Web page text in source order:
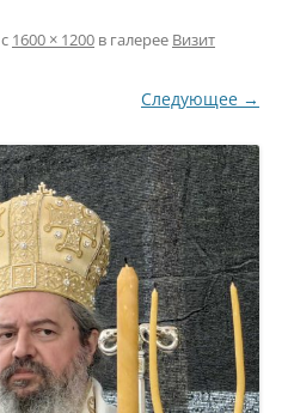
с 1600 × 1200 в галерее Визит
Следующее →